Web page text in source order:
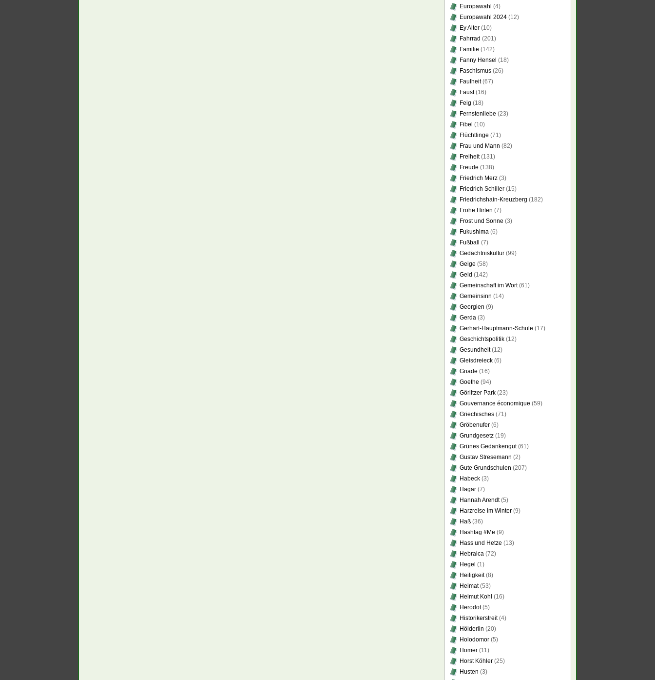
Europawahl (4)
Europawahl 2024 (12)
Ey Alter (10)
Fahrrad (201)
Familie (142)
Fanny Hensel (18)
Faschismus (26)
Faulheit(67)
Faust(16)
Feig (18)
Fernstenliebe (23)
Fibel (10)
Flüchtlinge (71)
Frau und Mann (82)
Freiheit(131)
Freude (138)
Friedrich Merz (3)
Friedrich Schiller (15)
Friedrichshain-Kreuzberg (182)
Frohe Hirten (7)
Frost und Sonne (3)
Fukushima (6)
Fußball
(7)
Gedächtniskultur (99)
Geige (58)
Geld (142)
Gemeinschaft im Wort(61)
Gemeinsinn (14)
Georgien (9)
Gerda (3)
Gerhart-Hauptmann-Schule (17)
Geschichtspolitik (12)
Gesundheit(12)
Gleisdreieck (6)
Gnade (16)
Goethe (94)
Görlitzer Park (23)
Gouvernance économique (59)
Griechisches (71)
Gröbenufer (6)
Grundgesetz (19)
Grünes Gedankengut(61)
Gustav Stresemann (2)
Gute Grundschulen (207)
Habeck (3)
Hagar (7)
Hannah Arendt(5)
Harzreise im Winter (9)
Haß (36)
Hashtag #Me (9)
Hass und Hetze (13)
Hebraica (72)
Hegel (1)
Heiligkeit(8)
Heimat(53)
Helmut Kohl (16)
Herodot(5)
Historikerstreit(4)
Hölderlin (20)
Holodomor (5)
Homer (11)
Horst Köhler (25)
Husten (3)